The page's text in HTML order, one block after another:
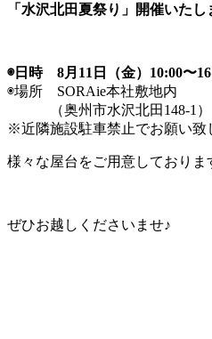
「水沢北田夏祭り」開催いたし
◉日時 8月11日（金）10:00〜
◉場所 SORAie本社敷地内
（奥州市水沢北田148-1）
※近隣施設駐車禁止でお願い致
様々な屋台をご用意しておりま
ぜひお越しくださいませ♪